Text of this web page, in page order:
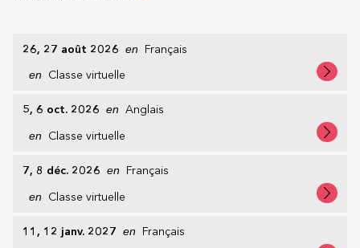
26, 27 août 2026 en Français
en Classe virtuelle
5, 6 oct. 2026 en Anglais
en Classe virtuelle
7, 8 déc. 2026 en Français
en Classe virtuelle
11, 12 janv. 2027 en Français